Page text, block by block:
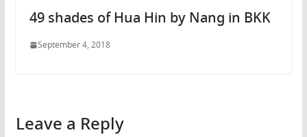
49 shades of Hua Hin by Nang in BKK
September 4, 2018
Leave a Reply